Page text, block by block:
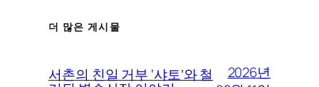
더 많은 게시물
서촌의 친일 거부 ‘샤토’와 철
2026년